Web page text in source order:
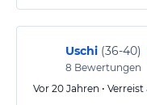
Uschi (36-40)
8 Bewertungen
Vor 20 Jahren •